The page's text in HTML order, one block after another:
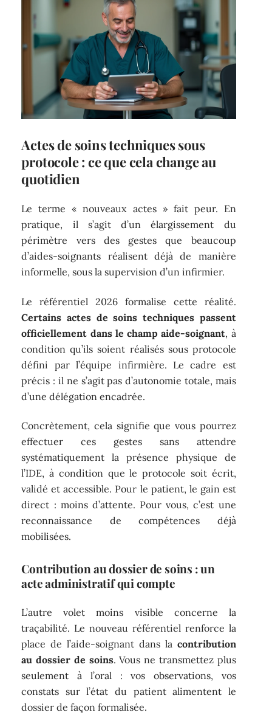
Actes de soins techniques sous
protocole : ce que cela change au
quotidien
Le terme « nouveaux actes » fait peur. En
pratique, il s’agit d’un élargissement du
périmètre vers des gestes que beaucoup
d’aides-soignants réalisent déjà de manière
informelle, sous la supervision d’un infirmier.
Le référentiel 2026 formalise cette réalité.
Certains actes de soins techniques passent
officiellement dans le champ aide-soignant, à
condition qu’ils soient réalisés sous protocole
défini par l’équipe infirmière. Le cadre est
précis : il ne s’agit pas d’autonomie totale, mais
d’une délégation encadrée.
Concrètement, cela signifie que vous pourrez
effectuer ces gestes sans attendre
systématiquement la présence physique de
l’IDE, à condition que le protocole soit écrit,
validé et accessible. Pour le patient, le gain est
direct : moins d’attente. Pour vous, c’est une
reconnaissance de compétences déjà
mobilisées.
Contribution au dossier de soins : un
acte administratif qui compte
L’autre volet moins visible concerne la
traçabilité. Le nouveau référentiel renforce la
place de l’aide-soignant dans la contribution
au dossier de soins. Vous ne transmettez plus
seulement à l’oral : vos observations, vos
constats sur l’état du patient alimentent le
dossier de façon formalisée.